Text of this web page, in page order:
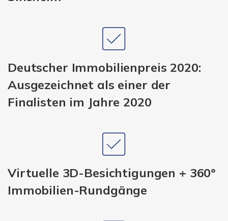
Deutscher Immobilienpreis 2020:
Ausgezeichnet als einer der
Finalisten im Jahre 2020
Virtuelle 3D-Besichtigungen + 360°
Immobilien-Rundgänge